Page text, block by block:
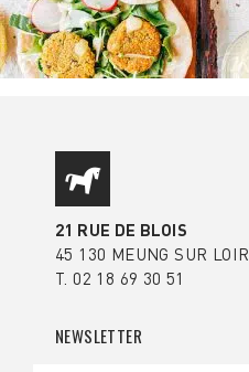
21 RUE DE BLOIS
45 130 MEUNG SUR
T. 02 18 69 30 51
NEWSLETTER